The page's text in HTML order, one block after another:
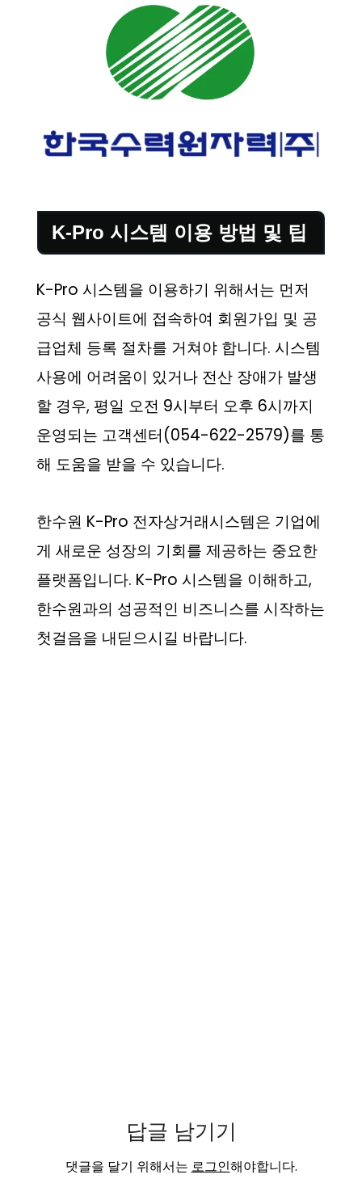
K-Pro 시스템 이용 방법 및 팁
K-Pro 시스템을 이용하기 위해서는 먼저
공식 웹사이트에 접속하여 회원가입 및 공
급업체 등록 절차를 거쳐야 합니다. 시스템
사용에 어려움이 있거나 전산 장애가 발생
할 경우, 평일 오전 9시부터 오후 6시까지
운영되는 고객센터(054-622-2579)를 통
해 도움을 받을 수 있습니다.
한수원 K-Pro 전자상거래시스템은 기업에
게 새로운 성장의 기회를 제공하는 중요한
플랫폼입니다. K-Pro 시스템을 이해하고,
한수원과의 성공적인 비즈니스를 시작하는
첫걸음을 내딛으시길 바랍니다.
답글 남기기
댓글을 달기 위해서는 로그인해야합니다.